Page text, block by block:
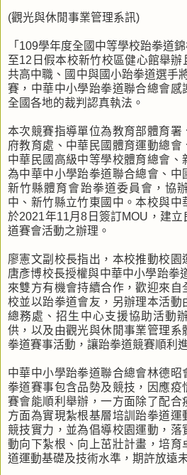
(觀光與休閒事業管理系訊)
「109學年度全國中等學校跆拳道
至12日假本校新竹校區健心館舉辦
共高中職、國中與國小跆拳道選手
賽，中華中小學跆拳道聯合總會感
全國各地的裁判認真執法。
本次競賽指導單位為教育部體育署
府教育處、中華民國體育運動總會
中華民國高級中等學校體育總會、
為中華中小學跆拳道聯合總會、中
新竹縣體育會跆拳道委員會，協
中、新竹縣立竹東國中。本校與
於2021年11月8日簽訂MOU，建
道賽會活動之辦理。
廖憲文副校長指出，本校推動校
唐彥博校長授權與中華中小學跆拳
來雙方有機會持續合作，歡迎來自
校並以跆拳道會友，另辦理本活動
總務處、招生中心支援協助活動
供，以及由觀光與休閒事業管理系
拳道賽事活動，讓跆拳道競賽順利
中華中小學跆拳道聯合總會林德昭
拳道賽事包含品勢及競技，因應疫
賽會能順利舉辦，一方面除了配合
方面為實現紮根基層培訓跆拳道運
競技實力，並為倡導校園運動，落
動向下紮根、向上茁壯計畫，培育
道運動基礎及技術水準，期許放遠